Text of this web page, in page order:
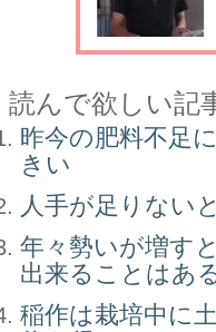
読んで欲しい記
昨今の肥料不足
きい
人手が足りない
年々勢いが増す
出来ることはあ
稲作は栽培中に